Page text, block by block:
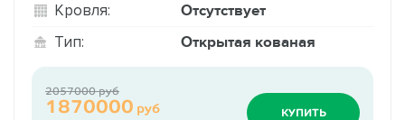
Кровля: Отсутствует
Тип: Открытая кованая
1870000 руб
2057000 руб
КУПИТЬ